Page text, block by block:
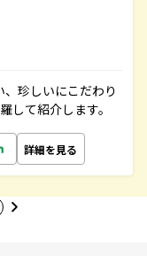
、珍しいにこだわり
して紹介します。
詳細を見る